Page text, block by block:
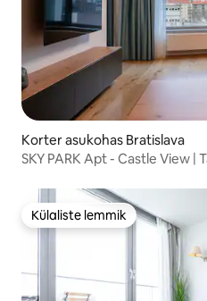
Korter asukohas Bratislava
SKY PARK Apt - Castle View |
Külaliste lemmik
Külaliste lemmik